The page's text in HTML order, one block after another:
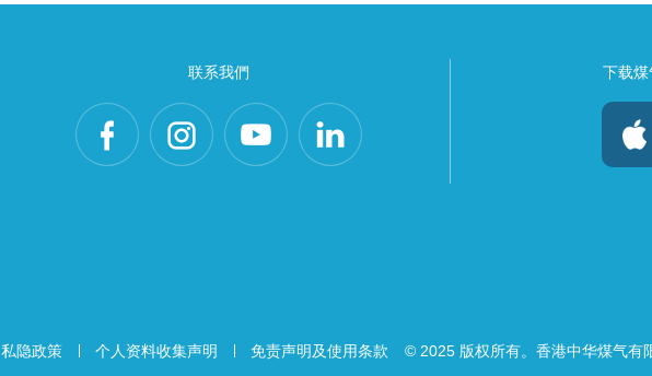
联系我們 下载
私隐政策 个人资料收集声明 免责声明及使用条款 © 2025 版权所有。香港中华煤气有